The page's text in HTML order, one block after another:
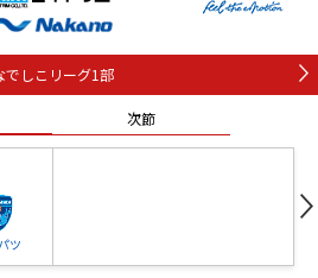
でしこリーグ1部
次節
ツ